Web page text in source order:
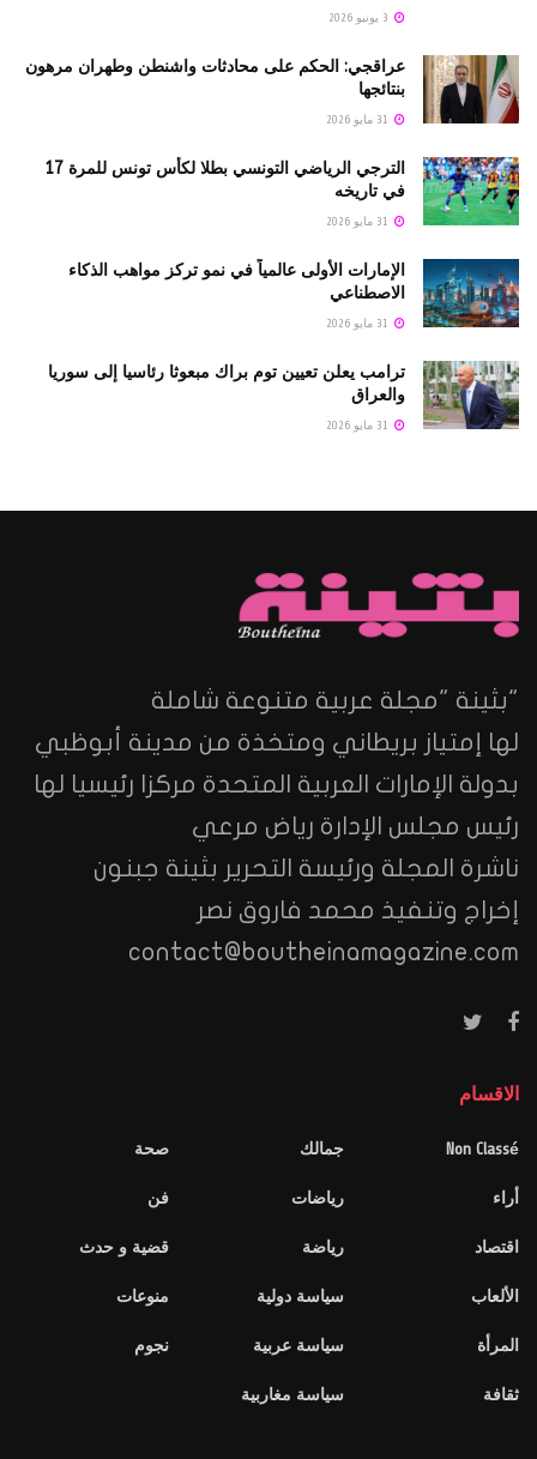
عراقجي: الحكم على محادثات واشنطن وطهران مرهون
بنتائجها
الترجي الرياضي التونسي بطلا لكأس تونس للمرة 17
في تاريخه
الإمارات الأولى عالمياً في نمو تركز مواهب الذكاء
الاصطناعي
ترامب يعلن تعيين توم براك مبعوثا رئاسيا إلى سوريا
والعراق
"بثينة "مجلة عربية متنوعة شاملة
لها إمتياز بريطاني ومتخذة من مدينة أبوظبي
بدولة الإمارات العربية المتحدة مركزا رئيسيا لها
رئيس مجلس الإدارة رياض مرعي
ناشرة المجلة ورئيسة التحرير بثينة جبنون
إخراج وتنفيذ محمد فاروق نصر
contact@boutheinamagazine.com
الاقسام
Non Classé
أراء
اقتصاد
الألعاب
المرأة
ثقافة
جمالك
رياضات
رياضة
سياسة دولية
سياسة عربية
سياسة مغاربية
صحة
فن
قضية و حدث
منوعات
نجوم